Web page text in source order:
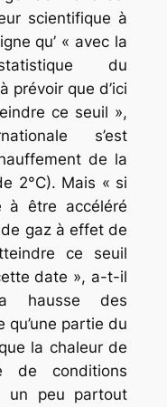
scientifique à
qu’ « avec la
du
prévoir que d’ici
ce seuil »,
s’est
de la
2°C). Mais « si
à être accéléré
de gaz à effet de
ce seuil
date », a-t-il
hausse des
partie du
la chaleur de
de conditions
un peu partout